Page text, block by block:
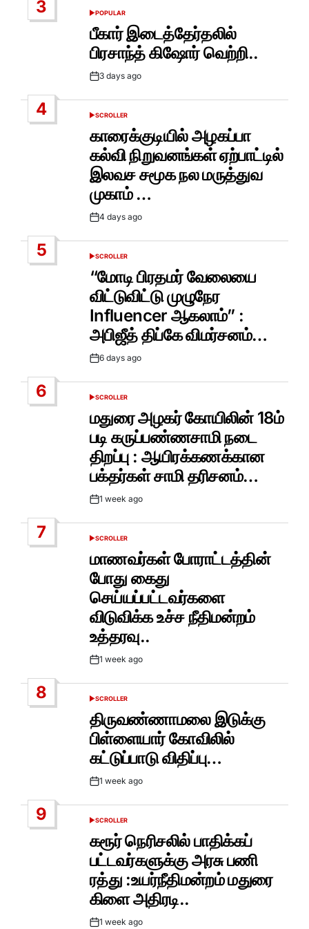
3
POSTED
IN
POPULAR
பீகார் இடைத்தேர்தலில்
பிரசாந்த் கிஷோர் வெற்றி..
Post3 days ago
4
POSTED
SCROLLER
காரைக்குடியில் அழகப்பா
கல்வி நிறுவனங்கள் ஏற்பாட்டில்
இலவச சமூக நல மருத்துவ
முகாம் …
Post4 days ago
5
POSTED
IN
SCROLLER
“மோடி பிரதமர் வேலையை
விட்டுவிட்டு முழுநேர
Influencer ஆகலாம்” :
அபிஜீத் திப்கே விமர்சனம்…
Post6 days ago
6
POSTED
SCROLLER
மதுரை அழகர் கோயிலின் 18ம்
படி கருப்பண்ணசாமி நடை
திறப்பு : ஆயிரக்கணக்கான
பக்தர்கள் சாமி தரிசனம்…
Post1 week ago
7
POSTED
SCROLLER
மாணவர்கள் போராட்டத்தின்
போது கைது
செய்யப்பட்டவர்களை
விடுவிக்க உச்ச நீதிமன்றம்
உத்தரவு..
Post1 week ago
8
POSTED
SCROLLER
திருவண்ணாமலை இடுக்கு
பிள்ளையார் கோவிலில்
கட்டுப்பாடு விதிப்பு…
Post1 week ago
9
POSTED
SCROLLER
கரூர் நெரிசலில் பாதிக்கப்
பட்டவர்களுக்கு அரசு பணி
ரத்து :உயர்நீதிமன்றம் மதுரை
கிளை அதிரடி..
1 week ago